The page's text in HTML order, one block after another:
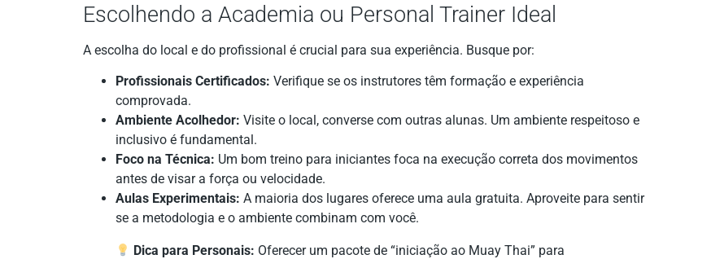
Escolhendo a Academia ou Personal Trainer Ideal
A escolha do local e do profissional é crucial para sua experiência. Busque por:
Profissionais Certificados: Verifique se os instrutores têm formação e experiência
comprovada.
Ambiente Acolhedor: Visite o local, converse com outras alunas. Um ambiente respeitoso e
inclusivo é fundamental.
Foco na Técnica: Um bom treino para iniciantes foca na execução correta dos movimentos
antes de visar a força ou velocidade.
Aulas Experimentais: A maioria dos lugares oferece uma aula gratuita. Aproveite para sentir
se a metodologia e o ambiente combinam com você.
Dica para Personais: Oferecer um pacote de “iniciação ao Muay Thai” para